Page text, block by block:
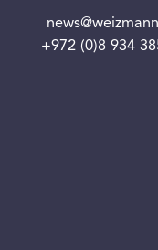
+972 (0)8 934